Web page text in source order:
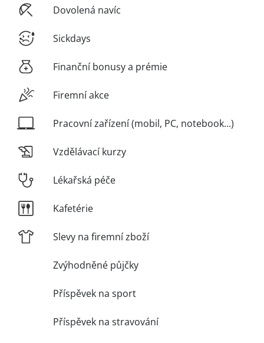
Dovolená navíc
Sickdays
Finanční bonusy a prémie
Firemní akce
Pracovní zařízení (mobil, PC, notebook...)
Vzdělávací kurzy
Lékařská péče
Kafetérie
Slevy na firemní zboží
Zvýhodněné půjčky
Příspěvek na sport
Příspěvek na stravování